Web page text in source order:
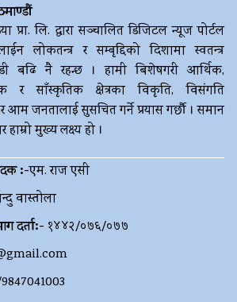
प्रा. लि. द्धारा सञ्चालित डिजिटल न्यूज पोर्टल
लोकतन्त्र र सम्बृद्दिको दिशामा स्वतन्त्र
बढि नै रहन्छ । हामी बिशेषगरी आर्थिक,
र साँस्कृतिक क्षेत्रका विकृति, विसंगति
जनतालाई सुसचित गर्ने प्रयास गर्छौ । समान
मुख्य लक्ष्य हो ।
:-एम. राज एसी
वास्तोला
दर्ता:- १४४२/०७६/०७७